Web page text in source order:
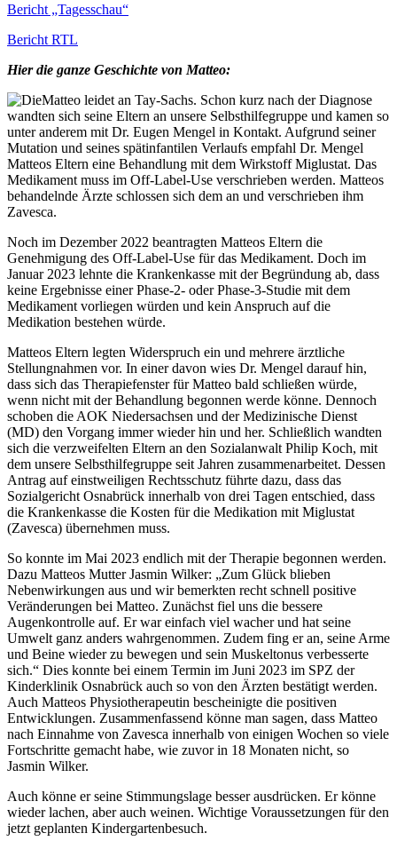
Bericht „Tagesschau“
Bericht RTL
Hier die ganze Geschichte von Matteo:
Matteo leidet an Tay-Sachs. Schon kurz nach der Diagnose
wandten sich seine Eltern an unsere Selbsthilfegruppe und kamen so
unter anderem mit Dr. Eugen Mengel in Kontakt. Aufgrund seiner
Mutation und seines spätinfantilen Verlaufs empfahl Dr. Mengel
Matteos Eltern eine Behandlung mit dem Wirkstoff Miglustat. Das
Medikament muss im Off-Label-Use verschrieben werden. Matteos
behandelnde Ärzte schlossen sich dem an und verschrieben ihm
Zavesca.
Noch im Dezember 2022 beantragten Matteos Eltern die
Genehmigung des Off-Label-Use für das Medikament. Doch im
Januar 2023 lehnte die Krankenkasse mit der Begründung ab, dass
keine Ergebnisse einer Phase-2- oder Phase-3-Studie mit dem
Medikament vorliegen würden und kein Anspruch auf die
Medikation bestehen würde.
Matteos Eltern legten Widerspruch ein und mehrere ärztliche
Stellungnahmen vor. In einer davon wies Dr. Mengel darauf hin,
dass sich das Therapiefenster für Matteo bald schließen würde,
wenn nicht mit der Behandlung begonnen werde könne. Dennoch
schoben die AOK Niedersachsen und der Medizinische Dienst
(MD) den Vorgang immer wieder hin und her. Schließlich wandten
sich die verzweifelten Eltern an den Sozialanwalt Philip Koch, mit
dem unsere Selbsthilfegruppe seit Jahren zusammenarbeitet. Dessen
Antrag auf einstweiligen Rechtsschutz führte dazu, dass das
Sozialgericht Osnabrück innerhalb von drei Tagen entschied, dass
die Krankenkasse die Kosten für die Medikation mit Miglustat
(Zavesca) übernehmen muss.
So konnte im Mai 2023 endlich mit der Therapie begonnen werden.
Dazu Matteos Mutter Jasmin Wilker: „Zum Glück blieben
Nebenwirkungen aus und wir bemerkten recht schnell positive
Veränderungen bei Matteo. Zunächst fiel uns die bessere
Augenkontrolle auf. Er war einfach viel wacher und hat seine
Umwelt ganz anders wahrgenommen. Zudem fing er an, seine Arme
und Beine wieder zu bewegen und sein Muskeltonus verbesserte
sich.“ Dies konnte bei einem Termin im Juni 2023 im SPZ der
Kinderklinik Osnabrück auch so von den Ärzten bestätigt werden.
Auch Matteos Physiotherapeutin bescheinigte die positiven
Entwicklungen. Zusammenfassend könne man sagen, dass Matteo
nach Einnahme von Zavesca innerhalb von einigen Wochen so viele
Fortschritte gemacht habe, wie zuvor in 18 Monaten nicht, so
Jasmin Wilker.
Auch könne er seine Stimmungslage besser ausdrücken. Er könne
wieder lachen, aber auch weinen. Wichtige Voraussetzungen für den
jetzt geplanten Kindergartenbesuch.